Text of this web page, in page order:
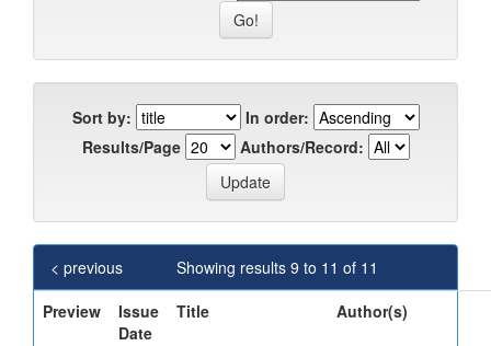
Sort by:
In order:
Results/Page
Authors/Record:
Showing results 9 to 11 of 11
< previous
Preview
Issue
Date
Title Author(s)